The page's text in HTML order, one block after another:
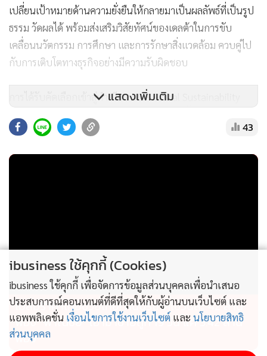
เปลี่ยนเป้าหมายด้านความยั่งยืนให้กลายมาเป็นผลลัพธ์ที่เป็นรูป
ธรรม วัดผลได้ พร้อมส่งเสริมวิสัยทัศน์ของเดลต้าในการขับ
เคลื่อนนวัตกรรม การศึกษา และการรักษาสิ่งแวดล้อม ควบคู่ไป
กับการเติบโตทางธุรกิจอย่างมีความรับผิดชอบ
การได้รับคัดเลือกเข้าสู่ทำเนียบ S&P Global Sustainability
ความมุ่งมั่นของบริษัทฯ ในการเติบโตอย่างรับผิดชอบ การดูแล
แสดงเพิ่มเติม
43
ไม่สมราคาไทยช่วยไทย! คนบริโภคไข่วันละ 42 ล้าน
ฟอง “พาณิชย์” เอามาขายถูก 19 วัน แค่ 3.42 ล้าน
ฟอง
ibusiness ใช้คุกกี้ (Cookies)
ibusiness ใช้คุกกี้ เพื่อจัดการข้อมูลส่วนบุคคลเพื่อนำเสนอ
ประสบการณ์คอนเทนต์ที่ดีที่สุดให้กับผู้อ่านบนเว็บไซต์ และ
แอพพลิเคชั่น เงื่อนไขการใช้งานเว็บไซต์ และ นโยบายสิทธิ
ส่วนบุคคล